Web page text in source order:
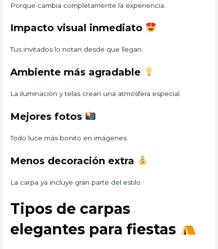
Porque cambia completamente la experiencia.
Impacto visual inmediato
Tus invitados lo notan desde que llegan.
Ambiente más agradable
La iluminación y telas crean una atmósfera especial.
Mejores fotos
Todo luce más bonito en imágenes.
Menos decoración extra
La carpa ya incluye gran parte del estilo.
Tipos de carpas
elegantes para fiestas